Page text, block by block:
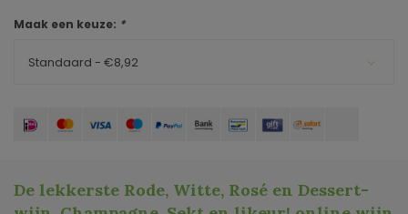
Maak een keuze: *
Standaard - €8,92
De lekkerste Rode, Witte, Rosé en Dessert-